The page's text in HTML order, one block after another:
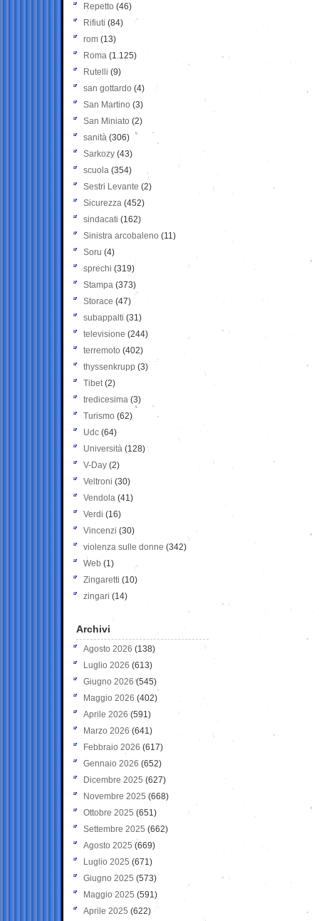
Repetto (46)
Rifiuti (84)
rom (13)
Roma (1.125)
Rutelli (9)
san gottardo (4)
San Martino (3)
San Miniato (2)
sanità (306)
Sarkozy (43)
scuola (354)
Sestri Levante (2)
Sicurezza (452)
sindacati (162)
Sinistra arcobaleno (11)
Soru (4)
sprechi (319)
Stampa (373)
Storace (47)
subappalti (31)
televisione(244)
terremoto (402)
thyssenkrupp (3)
Tibet(2)
tredicesima (3)
Turismo (62)
Udc (64)
Università (128)
V-Day (2)
Veltroni (30)
Vendola (41)
Verdi (16)
Vincenzi (30)
violenza sulle donne (342)
Web (1)
Zingaretti (10)
zingari (14)
Archivi
Agosto 2026 (138)
Luglio 2026 (613)
Giugno 2026 (545)
Maggio 2026 (402)
Aprile 2026 (591)
Marzo 2026 (641)
Febbraio 2026 (617)
Gennaio 2026 (652)
Dicembre 2025 (627)
Novembre 2025 (668)
Ottobre 2025 (651)
Settembre 2025 (662)
Agosto 2025 (669)
Luglio 2025 (671)
Giugno 2025 (573)
Maggio 2025 (591)
Aprile 2025 (622)